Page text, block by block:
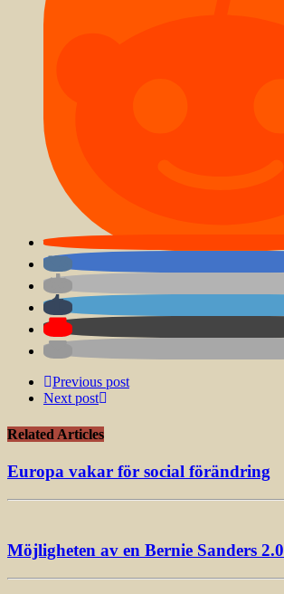
Previous post
Next post
Related Articles
Europa vakar för social förändring
Möjligheten av en Bernie Sanders 2.0